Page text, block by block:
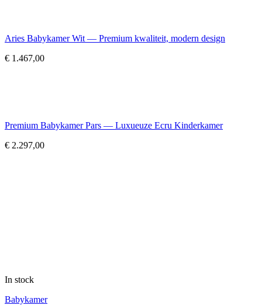
Aries Babykamer Wit — Premium kwaliteit, modern design
€ 1.467,00
Premium Babykamer Pars — Luxueuze Ecru Kinderkamer
€ 2.297,00
In stock
Babykamer